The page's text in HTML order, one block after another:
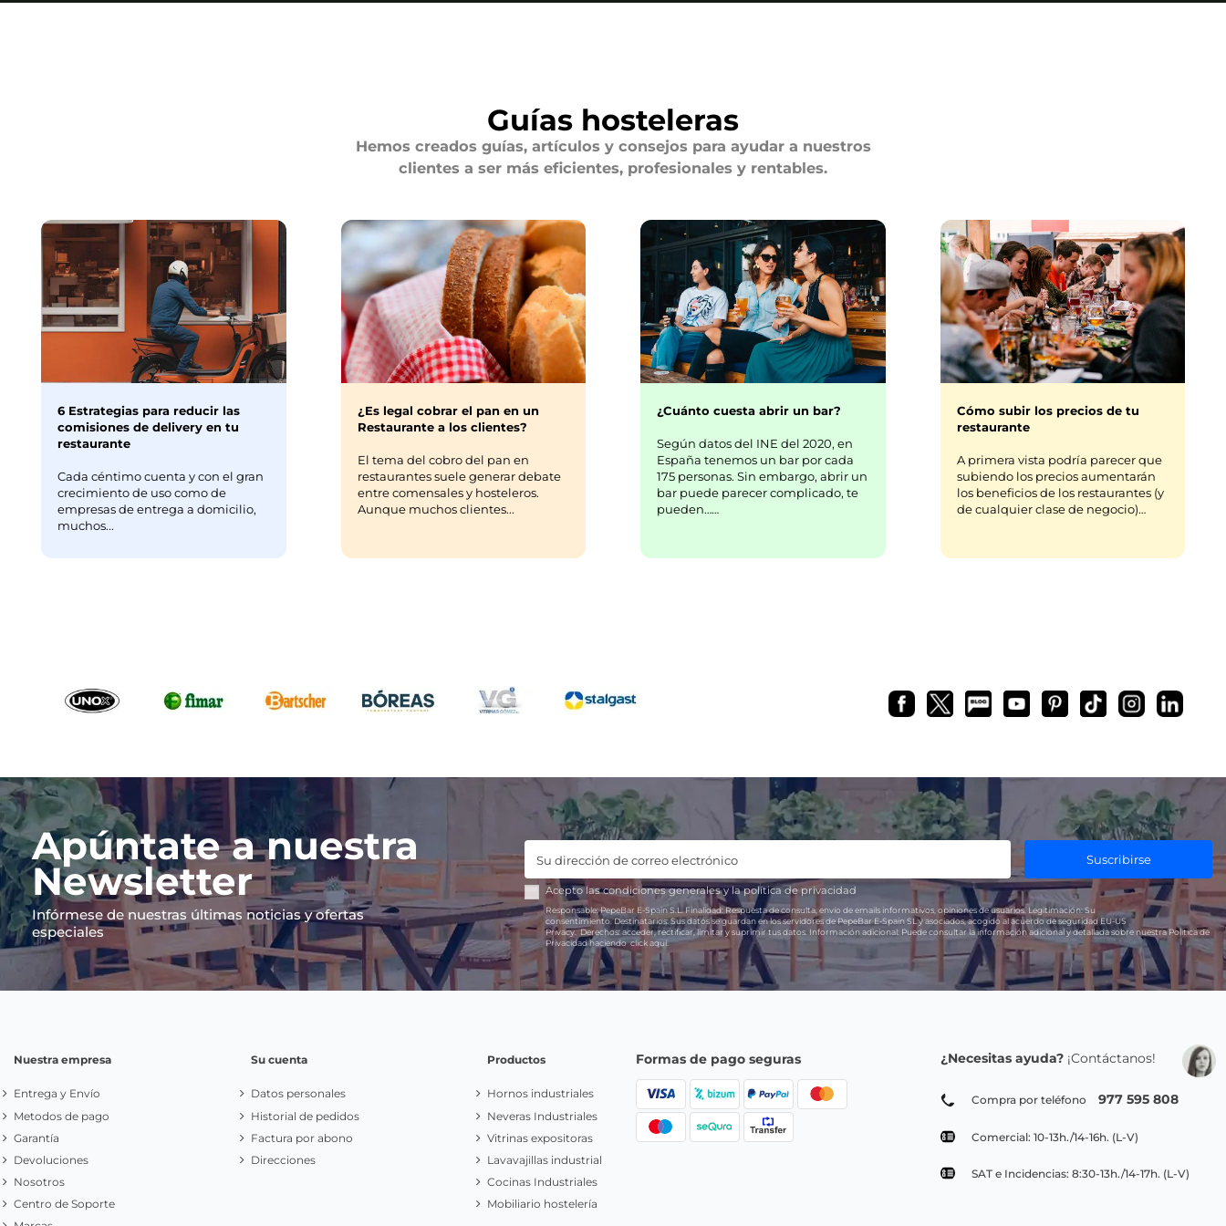
Guías hosteleras
Hemos creados guías, artículos y consejos para ayudar a nuestros
clientes a ser más eficientes, profesionales y rentables.
6 Estrategias para reducir las
comisiones de delivery en tu
restaurante
Cada céntimo cuenta y con el gran
crecimiento de uso como de
empresas de entrega a domicilio,
muchos...
¿Es legal cobrar el pan en un
Restaurante a los clientes?
El tema del cobro del pan en
restaurantes suele generar debate
entre comensales y hosteleros.
Aunque muchos clientes...
¿Cuánto cuesta abrir un bar?
Según datos del INE del 2020, en
España tenemos un bar por cada
175 personas. Sin embargo, abrir un
bar puede parecer complicado, te
pueden……
Cómo subir los precios de tu
restaurante
A primera vista podría parecer que
subiendo los precios aumentarán
los beneficios de los restaurantes (y
de cualquier clase de negocio)…
Apúntate a nuestra
Newsletter
Infórmese de nuestras últimas noticias y ofertas
especiales
Suscribirse
Acepto lascondiciones generalesy lapolítica de privacidad
Responsable:PepeBar E-Spain S.L.Finalidad:Respuesta de consulta, envío de emails informativos, opiniones de usuarios. Legitimación:Su
consentimiento.Destinatarios:Sus datos se guardan en los servidores de PepeBar E-Spain SL y asociados, acogido al acuerdo de seguridad EU-US
Privacy.Derechos:acceder, rectificar, limitar y suprimir tus datos. Información adicional:Puede consultar la información adicional y detallada sobre nuestra Política de
Privacidad haciendoclick aquí.
Nuestra empresa
Entrega y Envío
Metodos de pago
Garantía
Devoluciones
Nosotros
Centro de Soporte
Su cuenta
Datos personales
Historial de pedidos
Factura por abono
Direcciones
Productos
Hornos industriales
Neveras Industriales
Vitrinas expositoras
Lavavajillas industrial
Cocinas Industriales
Mobiliario hostelería
Formas de pago seguras ¿Necesitas ayuda? ¡Contáctanos!
Compra por teléfono 977 595 808
Comercial: 10-13h./14-16h. (L-V)
SAT e Incidencias: 8:30-13h./14-17h. (L-V)